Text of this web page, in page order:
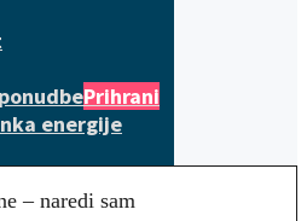
Prihrani
energije
– naredi sam